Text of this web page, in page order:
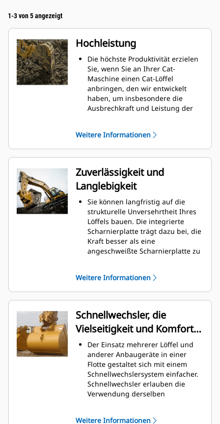
1-3 von 5 angezeigt
Hochleistung
Die höchste Produktivität erzielen
Sie, wenn Sie an Ihrer Cat-
Maschine einen Cat-Löffel
anbringen, den wir entwickelt
haben, um insbesondere die
Ausbrechkraft und Leistung der
verbessert den Materialfluss in
den Löffel. Die zusätzliche
Rückenfreiheit verhindert ein
Schleifen der Unterseite des
Löffels, wodurch Wartungskosten
gesenkt werden.
Der Kraftstoffverbrauch ist beim
Graben am höchsten. Cat-Löffel
sind so ausgelegt, dass sie schnell
durch das Material schneiden,
wodurch die Betriebseffizienz der
Maschine insgesamt verbessert
wird.
Zeit geladen werden. Bei jeder
Weitere Informationen
Zuverlässigkeit und
Langlebigkeit
Sie können langfristig auf die
strukturelle Unversehrtheit Ihres
Löffels bauen. Die integrierte
Scharnierplatte trägt dazu bei, die
Kraft besser als eine
angeschweißte Scharnierplatte zu
abriebbeständigem Stahl
gefertigt, der vor allem für
Komponenten mit übermäßigem
Verschleiß gedacht ist.
Schützen Sie die wichtigsten
Bereiche des von hohem
Verschleiß betroffenen Löffels mit
Cat-Schneidwerkzeugen.
Die Cat® Advansys ™-
Schneidwerkzeuge bieten ein
höheres Eindringvermögen in das
Material und kürzere
Arbeitstaktzeiten – für eine höhere
Aufgaben.
Weitere Informationen
Schnellwechsler, die
Vielseitigkeit und Komfort
bieten
Der Einsatz mehrerer Löffel und
anderer Anbaugeräte in einer
Flotte gestaltet sich mit einem
Schnellwechslersystem einfacher.
Schnellwechsler erlauben die
Verwendung derselben
Weitere Informationen